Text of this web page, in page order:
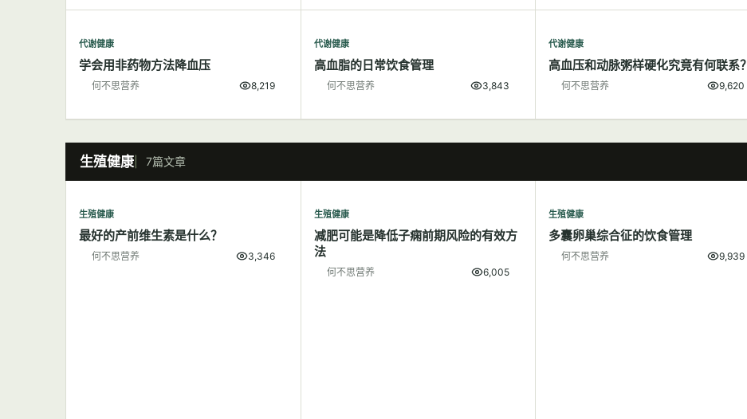
代谢健康
学会用非药物方法降血压
何不思营养 8,219
代谢健康
高血脂的日常饮食管理
何不思营养 3,843
代谢健康
高血压和动脉粥样硬化究竟有何联系？
何不思营养 9,620
生殖健康 7篇文章
生殖健康
最好的产前维生素是什么？
何不思营养 3,346
生殖健康
减肥可能是降低子痫前期风险的有效方
法
何不思营养 6,005
生殖健康
多囊卵巢综合征的饮食管理
何不思营养 9,939